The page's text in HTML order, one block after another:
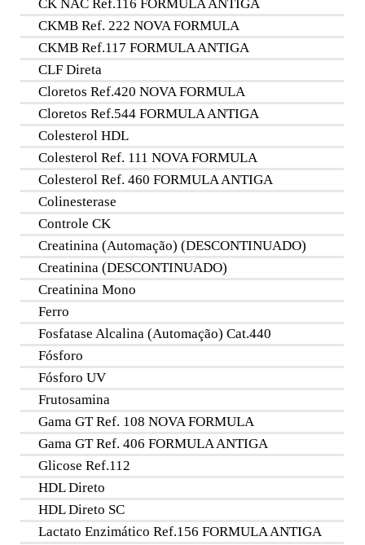
CK NAC Ref.116 FORMULA ANTIGA
CKMB Ref. 222 NOVA FORMULA
CKMB Ref.117 FORMULA ANTIGA
CLF Direta
Cloretos Ref.420 NOVA FORMULA
Cloretos Ref.544 FORMULA ANTIGA
Colesterol HDL
Colesterol Ref. 111 NOVA FORMULA
Colesterol Ref. 460 FORMULA ANTIGA
Colinesterase
Controle CK
Creatinina (Automação) (DESCONTINUADO)
Creatinina (DESCONTINUADO)
Creatinina Mono
Ferro
Fosfatase Alcalina (Automação) Cat.440
Fósforo
Fósforo UV
Frutosamina
Gama GT Ref. 108 NOVA FORMULA
Gama GT Ref. 406 FORMULA ANTIGA
Glicose Ref.112
HDL Direto
HDL Direto SC
Lactato Enzimático Ref.156 FORMULA ANTIGA